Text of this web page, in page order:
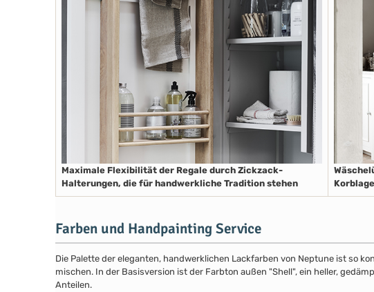
Maximale Flexibilität der Regale durch Zickzack-
Halterungen, die für handwerkliche Tradition stehen
Farben und Handpainting Service
Die Palette der eleganten, handwerklichen Lackfarben von Neptune ist so
mischen. In der Basisversion ist der Farbton außen "Shell", ein heller,
Anteilen.